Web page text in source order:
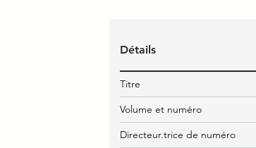
Détails
Titre
Volume et numéro
Directeur.trice de numéro